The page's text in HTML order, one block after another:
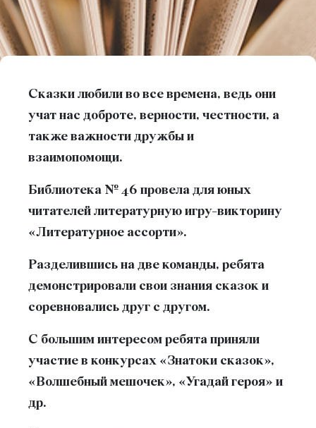
Сказки любили во все времена, ведь они
учат нас доброте, верности, честности, а
также важности дружбы и
взаимопомощи.
Библиотека № 46 провела для юных
читателей литературную игру-викторину
«Литературное ассорти».
Разделившись на две команды, ребята
демонстрировали свои знания сказок и
соревновались друг с другом.
С большим интересом ребята приняли
участие в конкурсах «Знатоки сказок»,
«Волшебный мешочек», «Угадай героя» и
др.